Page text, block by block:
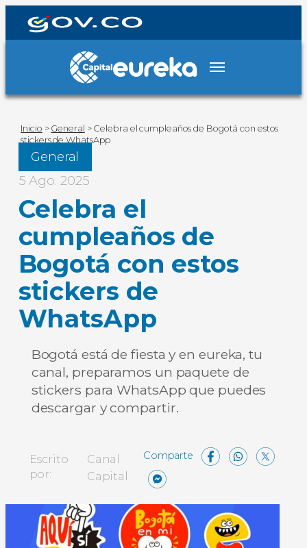
Inicio > General > Celebra el cumpleaños de Bogotá con estos
stickers de WhatsApp
General
5 Ago. 2025
Celebra el
cumpleaños de
Bogotá con estos
stickers de
WhatsApp
Bogotá está de fiesta y en eureka, tu
canal, preparamos un paquete de
stickers para WhatsApp que puedes
descargar y compartir.
Escrito
por:
Canal
Capital